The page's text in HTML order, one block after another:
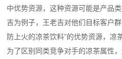
中优势资源，这种资源可能是产品
吉为例子，王老吉对他们目标客户
防上火的凉茶饮料”的优势资源，凉
为了区别同类竞争对手的凉茶属性